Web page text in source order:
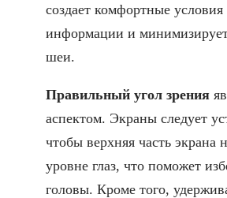
создает комфортные
информации и
шеи.
Правильный угол зрения
аспектом. Экраны следует
чтобы верхняя часть экрана
уровне глаз, что поможет
головы. Кроме того,